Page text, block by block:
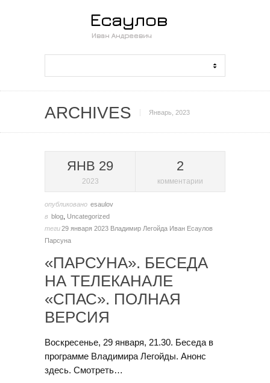
ARCHIVES Январь, 2023
ЯНВ 29
2023
2
комментарии
опубликовано esaulov
в blog Uncategorized
теги29 января 2023 Владимир Легойда Иван Есаулов
Парсуна
«ПАРСУНА». БЕСЕДА
НА ТЕЛЕКАНАЛЕ
«СПАС». ПОЛНАЯ
ВЕРСИЯ
Воскресенье, 29 января, 21.30. Беседа в
программе Владимира Легойды. Анонс
здесь. Смотреть…